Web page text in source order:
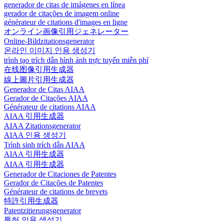
generador de citas de imágenes en línea
gerador de citações de imagem online
générateur de citations d'images en ligne
オンライン画像引用ジェネレーター
Online-Bildzitationsgenerator
온라인 이미지 인용 생성기
trình tạo trích dẫn hình ảnh trực tuyến miễn phí
在线图像引用生成器
線上圖片引用生成器
Generador de Citas AIAA
Gerador de Citações AIAA
Générateur de citations AIAA
AIAA 引用生成器
AIAA Zitationsgenerator
AIAA 인용 생성기
Trình sinh trích dẫn AIAA
AIAA 引用生成器
AIAA 引用生成器
Generador de Citaciones de Patentes
Gerador de Citações de Patentes
Générateur de citations de brevets
特許引用生成器
Patentzitierungsgenerator